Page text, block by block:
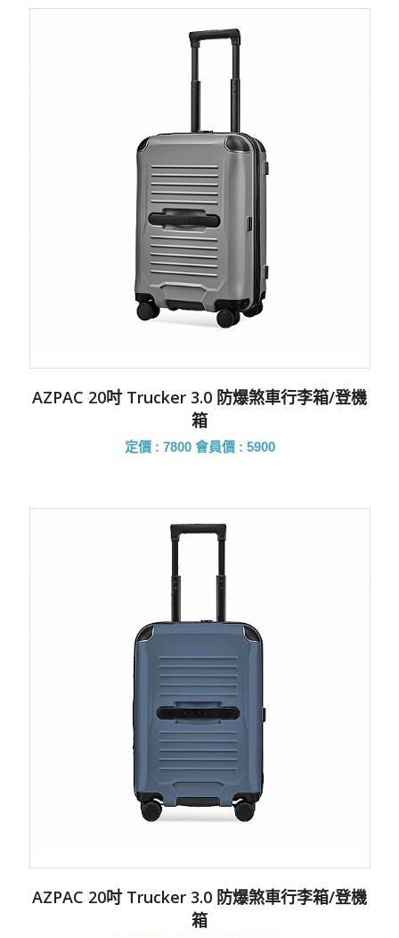
AZPAC 20吋 Trucker 3.0 防爆煞車行李箱/登機
箱
定價 : 7800 會員價 : 5900
AZPAC 20吋 Trucker 3.0 防爆煞車行李箱/登機
箱